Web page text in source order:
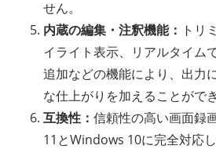
せん。
内蔵の編集・注釈機能： トリ
イライト表示、リアルタイム
追加などの機能により、出力
な仕上がりを加えることができ
互換性： 信頼性の高い画面録
11とWindows 10に完全対応